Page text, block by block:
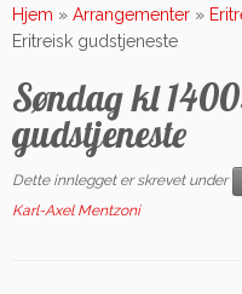
to
content
Hjem » Arrangementer »
Eritreisk gudstjeneste
Søndag kl
gudstjeneste
Dette innlegget er skrevet under
Karl-Axel Mentzoni